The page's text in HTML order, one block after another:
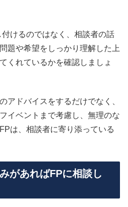
けるのではなく、相談者の話
題や希望をしっかり理解した上
くれているかを確認しましょ
アドバイスをするだけでなく、
イベントまで考慮し、無理のな
は、相談者に寄り添っている
があればFPに相談し